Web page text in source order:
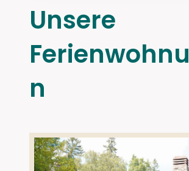
Unsere
n